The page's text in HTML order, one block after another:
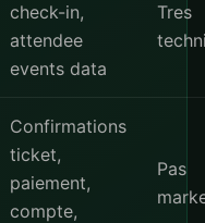
check-in,
attendee
events data
Tres
Confirmations
ticket,
paiement,
compte,
Pas